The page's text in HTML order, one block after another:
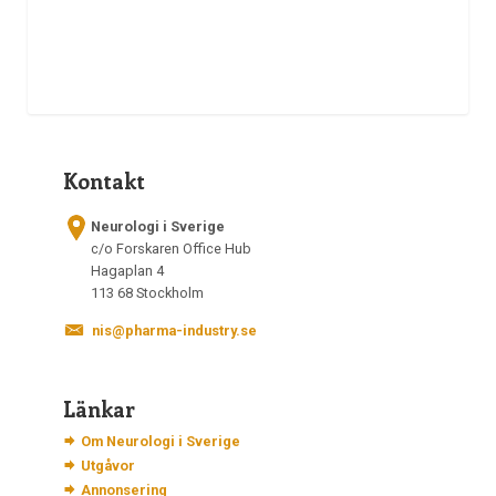
Kontakt
Neurologi i Sverige
c/o Forskaren Office Hub
Hagaplan 4
113 68 Stockholm
nis@pharma-industry.se
Länkar
Om Neurologi i Sverige
Utgåvor
Annonsering